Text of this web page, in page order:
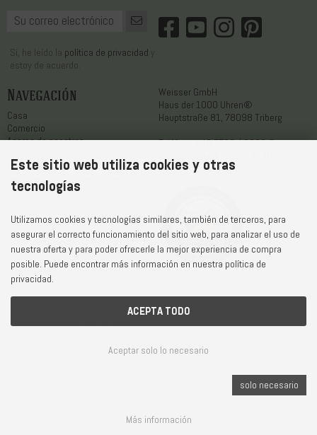
Sí, he leído la política de privacidad
estoy de acuerdo.
Navegación
Casa
Comercio
Acerca de nosotros
Contacto
Declaración de accesibilidad
Weisser GmbH
Haus der 1000 Uhren®
Hauptstraße 81, 78098 Triberg
Teléfono+49 7722 / 9630-0
E-Mailservice@1000uhren.com
Privacidad y protección de datos
© Weisser GmbH - Haus der 1000 Uhren®
Este sitio web utiliza cookies y otras
tecnologías
Utilizamos cookies y tecnologías similares, también de terceros, para
asegurar el correcto funcionamiento del sitio web, para analizar el uso de
nuestra oferta y para poder ofrecerle la mejor experiencia de compra
posible. Puede encontrar más información en nuestra política de
privacidad.
ACEPTA TODO
Aceptar solo lo necesario
solo necesario
Más información